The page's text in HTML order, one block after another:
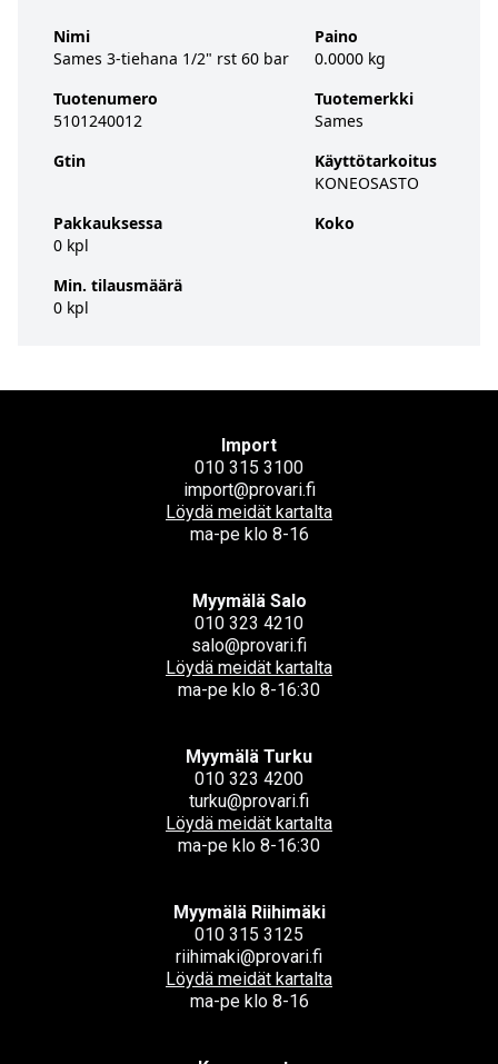
Nimi
Sames 3-tiehana 1/2" rst 60 bar
Tuotenumero
5101240012
Gtin
Pakkauksessa
0 kpl
Min. tilausmäärä
0 kpl
Paino
0.0000 kg
Tuotemerkki
Sames
Käyttötarkoitus
KONEOSASTO
Koko
Import
010 315 3100
import@provari.fi
Löydä meidät kartalta
ma-pe klo 8-16
Myymälä Salo
010 323 4210
salo@provari.fi
Löydä meidät kartalta
ma-pe klo 8-16:30
Myymälä Turku
010 323 4200
turku@provari.fi
Löydä meidät kartalta
ma-pe klo 8-16:30
Myymälä Riihimäki
010 315 3125
riihimaki@provari.fi
Löydä meidät kartalta
ma-pe klo 8-16